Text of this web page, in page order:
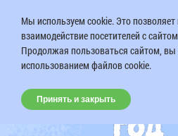
Мы используем cookie. Это
взаимодействие посетителей с
Продолжая пользоваться сайтом, вы
использованием файлов cookie.
Принять и закрыть